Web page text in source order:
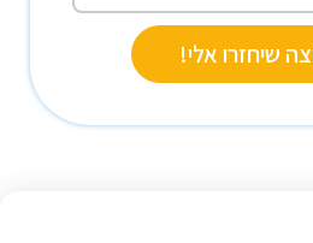
שיחזרו אלי!